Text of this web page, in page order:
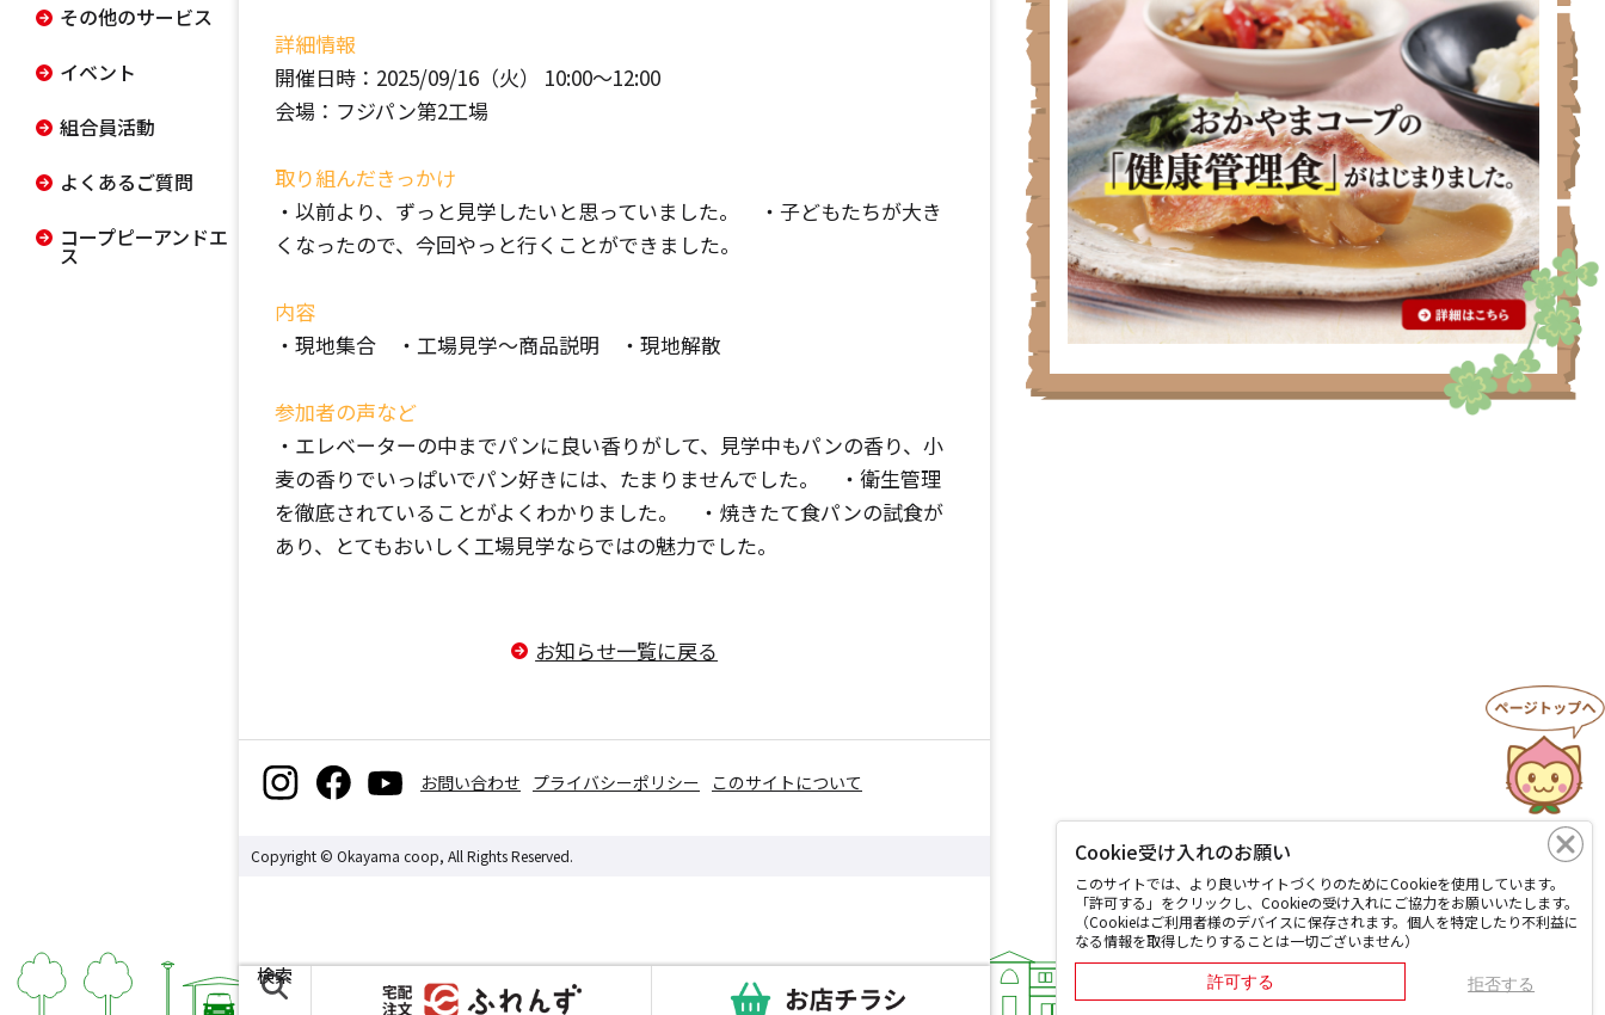
その他のサービス
イベント
組合員活動
よくあるご質問
コープピーアンドエ
ス
詳細情報
開催日時：2025/09/16（火） 10:00～12:00
会場：フジパン第2工場
取り組んだきっかけ
・以前より、ずっと見学したいと思っていました。 ・子どもたちが大き
くなったので、今回やっと行くことができました。
内容
・現地集合 ・工場見学～商品説明 ・現地解散
参加者の声など
・エレベーターの中までパンに良い香りがして、見学中もパンの香り、小
麦の香りでいっぱいでパン好きには、たまりませんでした。 ・衛生管理
を徹底されていることがよくわかりました。 ・焼きたて食パンの試食が
あり、とてもおいしく工場見学ならではの魅力でした。
お知らせ一覧に戻る
お問い合わせ プライバシーポリシー このサイトについて
Copyright © Okayama coop, All Rights Reserved.
検索
Cookie受け入れのお願い
このサイトでは、より良いサイトづくりのためにCookieを使用しています。
「許可する」をクリックし、Cookieの受け入れにご協力をお願いいたします。
（Cookieはご利用者様のデバイスに保存されます。個人を特定したり不利益に
なる情報を取得したりすることは一切ございません）
許可する 拒否する